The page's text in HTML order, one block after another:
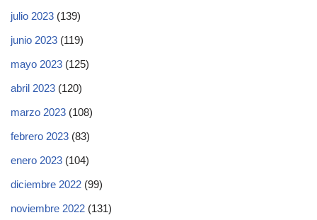
julio 2023 (139)
junio 2023 (119)
mayo 2023 (125)
abril 2023 (120)
marzo 2023 (108)
febrero 2023 (83)
enero 2023 (104)
diciembre 2022 (99)
noviembre 2022 (131)